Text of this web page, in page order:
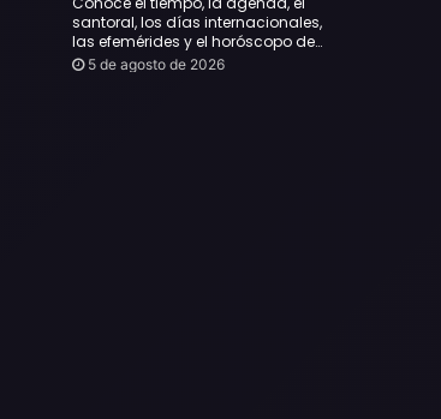
santoral, los días internacionales,
las efemérides y el horóscopo de
hoy, Miércoles, 5 de agosto de 2026:
5 de agosto de 2026